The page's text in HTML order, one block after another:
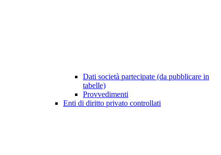
Dati società partecipate (da pubblicare in
tabelle)
Provvedimenti
Enti di diritto privato controllati